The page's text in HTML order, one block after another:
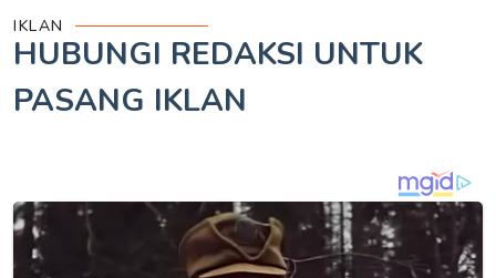
IKLAN
HUBUNGI REDAKSI UNTUK
PASANG IKLAN